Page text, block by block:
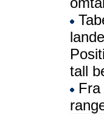
tall